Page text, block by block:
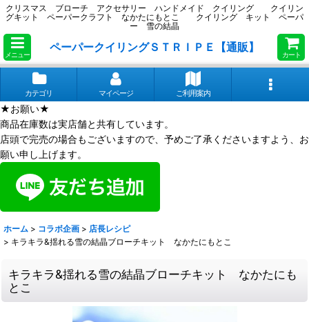
クリスマス ブローチ アクセサリー ハンドメイド クイリング クイリン
グキット ペーパークラフト なかたにもとこ クイリング キット ペーパ
ー 雪の結晶
メニュー
ペーパークイリングＳＴＲＩＰＥ【通販】
カート
カテゴリ マイページ ご利用案内
★お願い★
商品在庫数は実店舗と共有しています。
店頭で完売の場合もございますので、予めご了承くださいますよう、お
願い申し上げます。
ホーム > コラボ企画 > 店長レシピ
> キラキラ&揺れる雪の結晶ブローチキット なかたにもとこ
キラキラ&揺れる雪の結晶ブローチキット なかたにも
とこ